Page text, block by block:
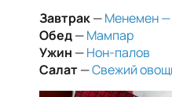
Завтрак—Менемен —
Обед—Мампар
Ужин —Нон-палов
Салат—Свежий